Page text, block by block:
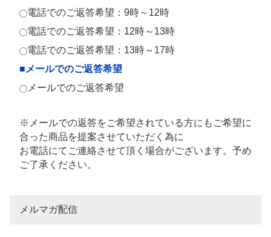
電話でのご返答希望：9時～12時
電話でのご返答希望：12時～13時
電話でのご返答希望：13時～17時
■メールでのご返答希望
メールでのご返答希望
※メールでの返答をご希望されている方にもご希望に
合った商品を提案させていただく為に
お電話にてご連絡させて頂く場合がございます。予め
ご了承ください。
メルマガ配信